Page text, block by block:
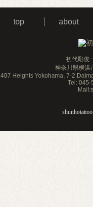
top about
初代彫俊
神奈川県横浜
407 Heights Yokohama, 7-2
Tel: